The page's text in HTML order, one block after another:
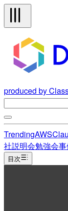
produced by
TrendingAWS
社説明会勉強会
目次